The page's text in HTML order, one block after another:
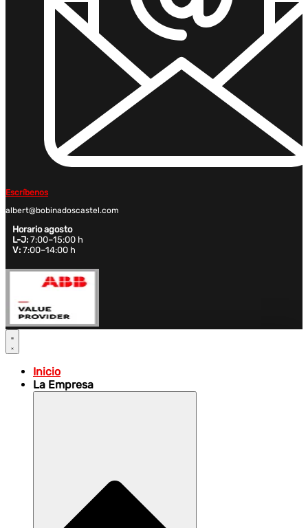
Escríbenos
albert@bobinadoscastel.com
Horario agosto
L-J: 7:00–15:00 h
V: 7:00–14:00 h
Inicio
La Empresa